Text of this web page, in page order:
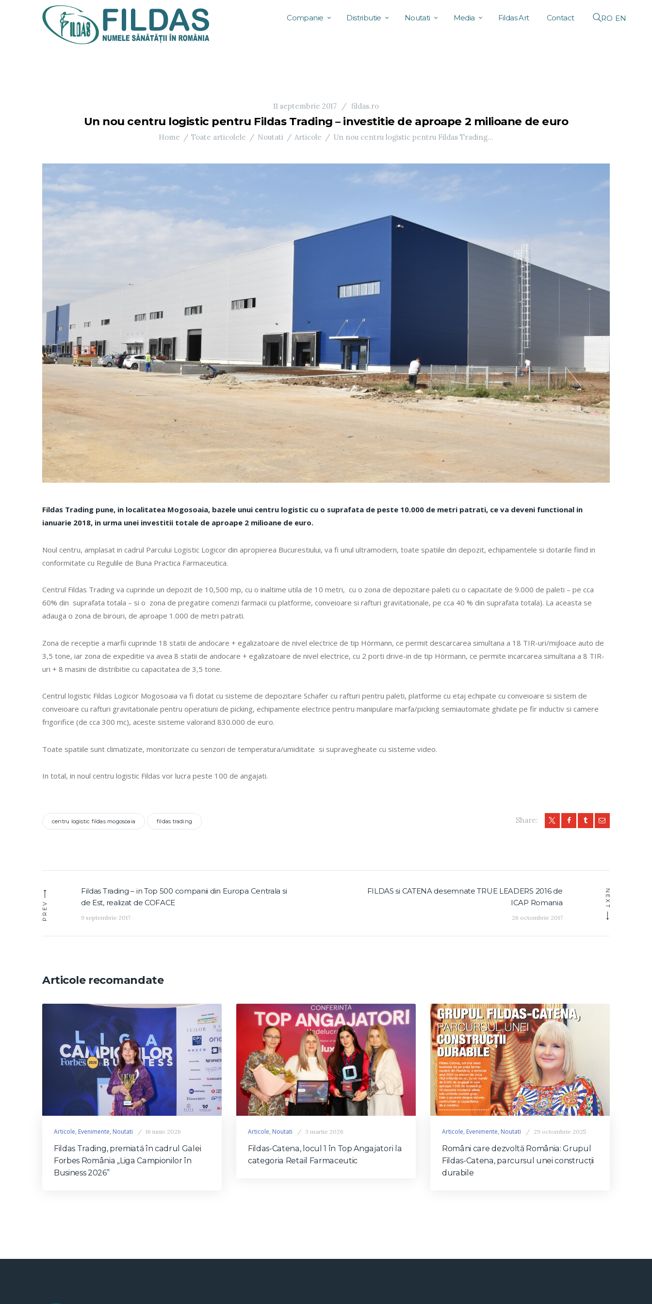
Companie Distributie Noutati Media Fildas Art Contact RO EN
11 septembrie 2017 fildas.ro
Un nou centru logistic pentru Fildas Trading – investitie de aproape 2 milioane de euro
Home Toate articolele Noutati Articole Un nou centru logistic pentru Fildas Trading...
Fildas Trading pune, in localitatea Mogosoaia, bazele unui centru logistic cu o suprafata de peste 10.000 de metri patrati, ce va deveni functional in
ianuarie 2018, in urma unei investitii totale de aproape 2 milioane de euro.
Noul centru, amplasat in cadrul Parcului Logistic Logicor din apropierea Bucurestiului, va fi unul ultramodern, toate spatiile din depozit, echipamentele si dotarile fiind in
conformitate cu Regulile de Buna Practica Farmaceutica.
Centrul Fildas Trading va cuprinde un depozit de 10,500 mp, cu o inaltime utila de 10 metri, cu o zona de depozitare paleti cu o capacitate de 9.000 de paleti – pe cca
60% din suprafata totala – si o zona de pregatire comenzi farmacii cu platforme, conveioare si rafturi gravitationale, pe cca 40 % din suprafata totala). La aceasta se
adauga o zona de birouri, de aproape 1.000 de metri patrati.
Zona de receptie a marfii cuprinde 18 statii de andocare + egalizatoare de nivel electrice de tip Hörmann, ce permit descarcarea simultana a 18 TIR-uri/mijloace auto de
3,5 tone, iar zona de expeditie va avea 8 statii de andocare + egalizatoare de nivel electrice, cu 2 porti drive-in de tip Hörmann, ce permite incarcarea simultana a 8 TIR-
uri + 8 masini de distribitie cu capacitatea de 3,5 tone.
Centrul logistic Fildas Logicor Mogosoaia va fi dotat cu sisteme de depozitare Schafer cu rafturi pentru paleti, platforme cu etaj echipate cu conveioare si sistem de
conveioare cu rafturi gravitationale pentru operatiuni de picking, echipamente electrice pentru manipulare marfa/picking semiautomate ghidate pe fir inductiv si camere
frigorifice (de cca 300 mc), aceste sisteme valorand 830.000 de euro.
Toate spatiile sunt climatizate, monitorizate cu senzori de temperatura/umiditate si supravegheate cu sisteme video.
In total, in noul centru logistic Fildas vor lucra peste 100 de angajati.
centru logistic fildas mogosoaia fildas trading Share:
în
articole
PREV
Previous
post:
Fildas Trading – in Top 500 companii din Europa Centrala si
de Est, realizat de COFACE
9 septembrie 2017
NEXT
FILDAS si CATENA desemnate TRUE LEADERS 2016 de
ICAP Romania
26 octombrie 2017
Articole recomandate
Articole, Evenimente, Noutati 16 iunie 2026
Fildas Trading, premiată în cadrul Galei
Forbes România „Liga Campionilor în
Business 2026”
Articole, Noutati 3 martie 2026
Fildas-Catena, locul 1 în Top Angajatori la
categoria Retail Farmaceutic
Articole, Evenimente, Noutati 29 octombrie 2025
Români care dezvoltă România: Grupul
Fildas-Catena, parcursul unei construcţii
durabile